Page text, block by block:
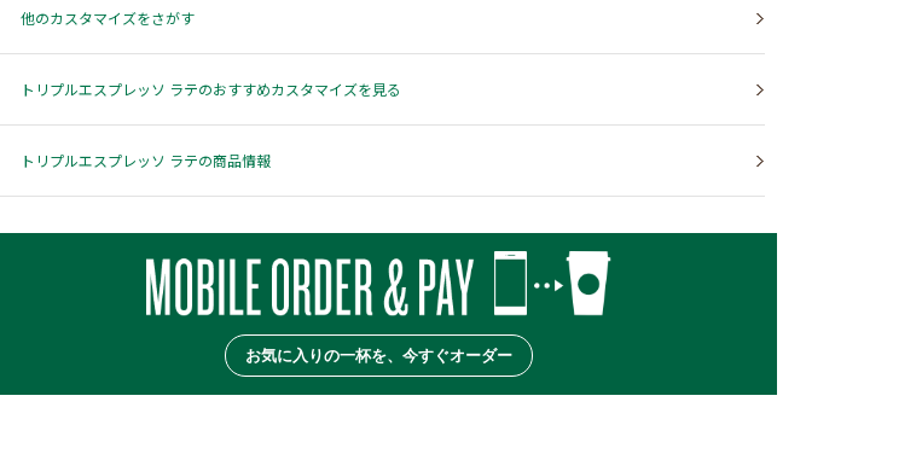
他のカスタマイズをさがす
トリプルエスプレッソ ラテのおすすめカスタマイズを見る
トリプルエスプレッソ ラテの商品情報
お気に入りの一杯を、今すぐオーダー